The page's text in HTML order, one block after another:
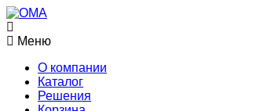
Меню
О компании
Каталог
Решения